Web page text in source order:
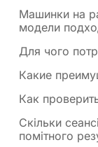
Машинки на
модели
Для чого
Какие
Как
Скільки
помітного